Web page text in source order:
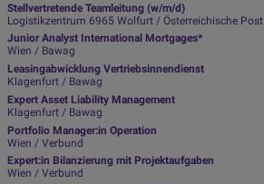
Stellvertretende Teamleitung (w/m/d)
Logistikzentrum 6965 Wolfurt / Österreichische Post
Junior Analyst International Mortgages*
Wien / Bawag
Leasingabwicklung Vertriebsinnendienst
Klagenfurt / Bawag
Expert Asset Liability Management
Klagenfurt / Bawag
Portfolio Manager:in Operation
Wien / Verbund
Expert:in Bilanzierung mit Projektaufgaben
Wien / Verbund